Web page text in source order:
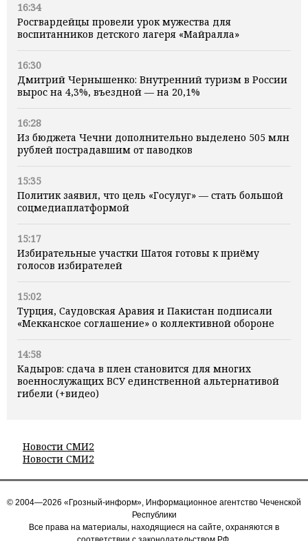
16:34
Росгвардейцы провели урок мужества для
воспитанников детского лагеря «Майралла»
16:30
Дмитрий Чернышенко: Внутренний туризм в России
вырос на 4,3%, въездной — на 20,1%
16:28
Из бюджета Чечни дополнительно выделено 505 млн
рублей пострадавшим от паводков
15:35
Политик заявил, что цель «Госулуг» — стать большой
соцмедиаплатформой
15:17
Избирательные участки Шатоя готовы к приёму
голосов избирателей
15:02
Турция, Саудовская Аравия и Пакистан подписали
«Мекканское соглашение» о коллективной обороне
14:58
Кадыров: сдача в плен становится для многих
военнослужащих ВСУ единственной альтернативой
гибели (+видео)
Новости СМИ2
Новости СМИ2
© 2004—2026 «Грозный-информ», Информационное агентство Чеченской
Республики
Все права на материалы, находящиеся на сайте, охраняются в